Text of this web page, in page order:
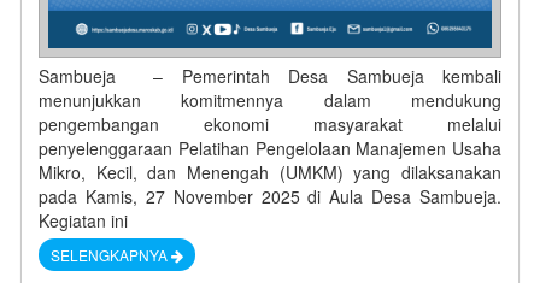
Sambueja – Pemerintah Desa Sambueja kembali
menunjukkan komitmennya dalam mendukung
pengembangan ekonomi masyarakat melalui
penyelenggaraan Pelatihan Pengelolaan Manajemen Usaha
Mikro, Kecil, dan Menengah (UMKM) yang dilaksanakan
pada Kamis, 27 November 2025 di Aula Desa Sambueja.
Kegiatan ini
SELENGKAPNYA